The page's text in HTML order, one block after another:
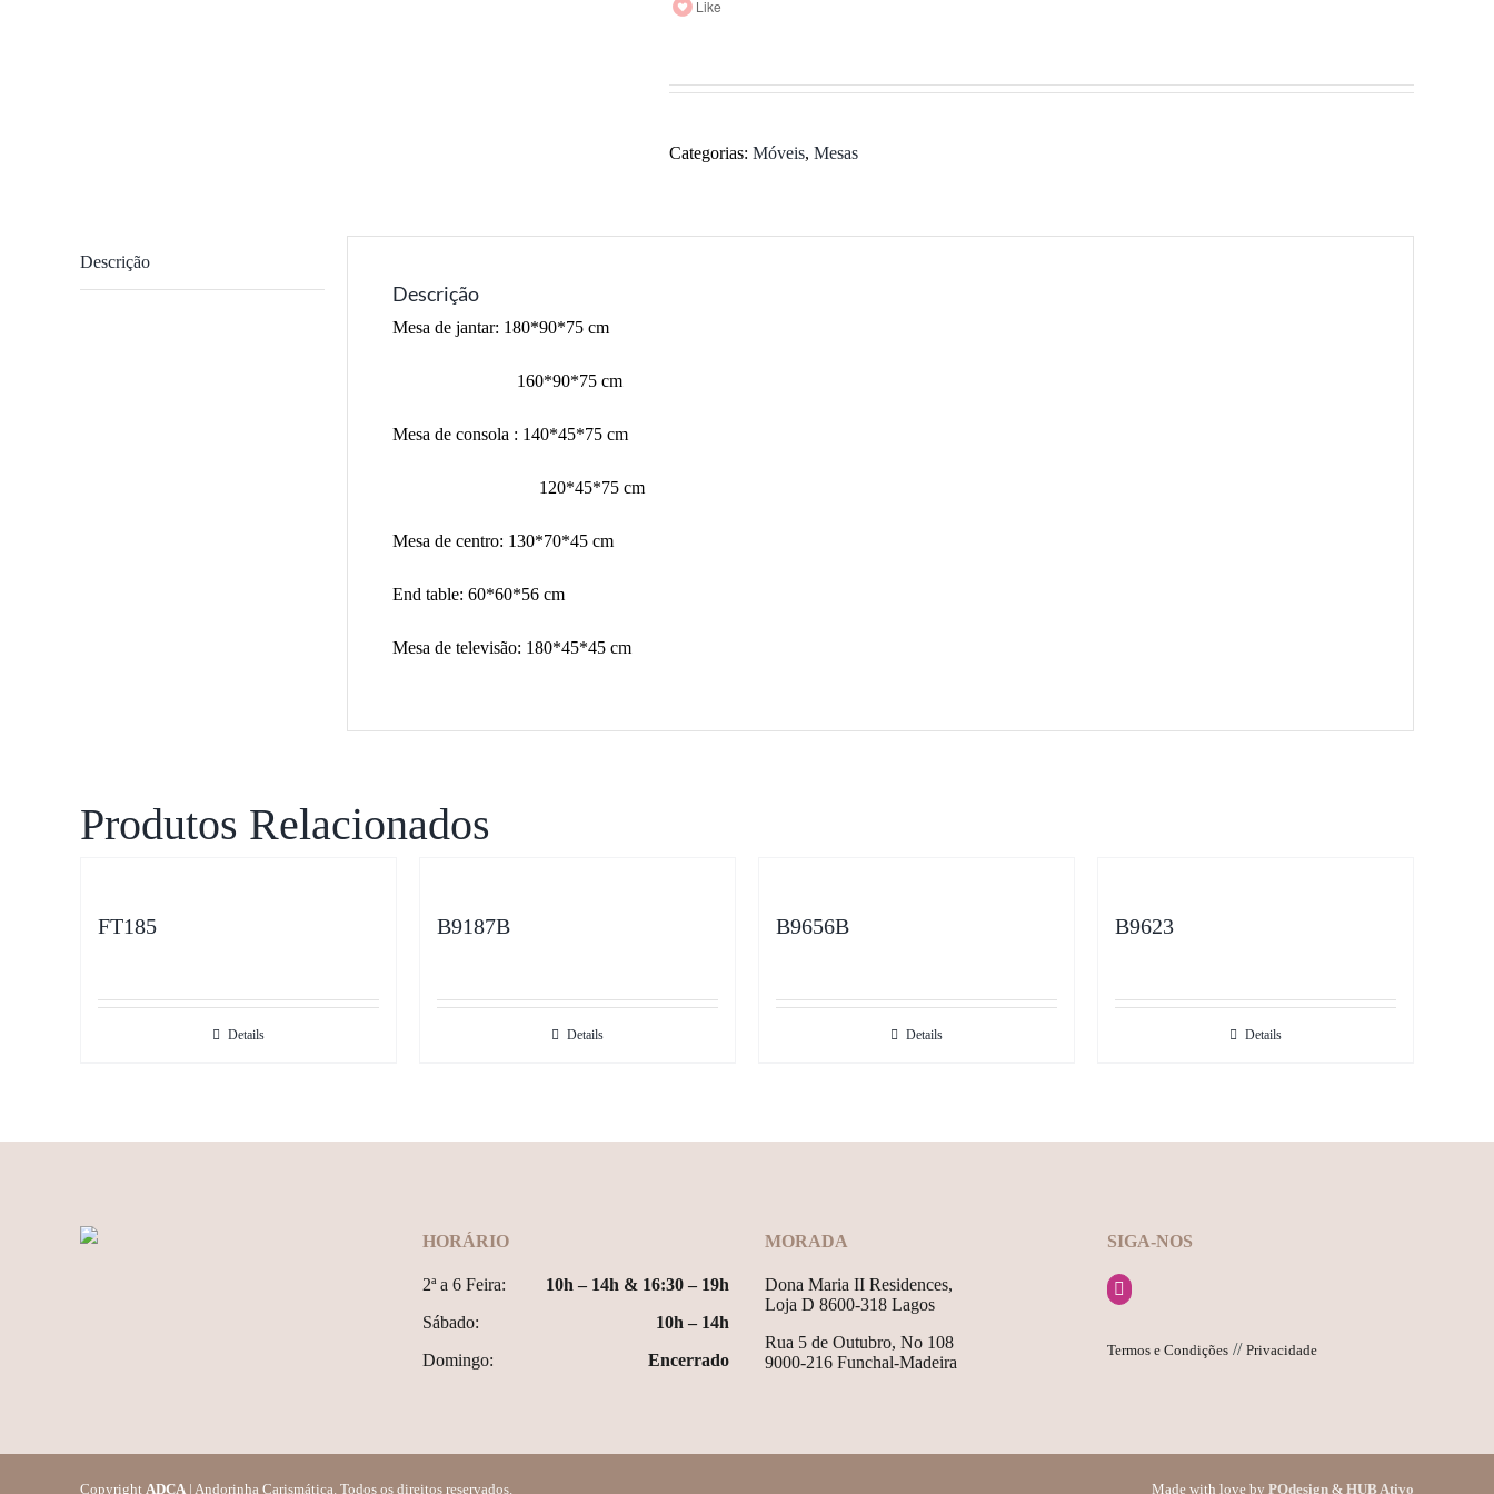
Like
Categorias: Móveis, Mesas
Descrição
Descrição
Mesa de jantar: 180*90*75 cm
160*90*75 cm
Mesa de consola : 140*45*75 cm
120*45*75 cm
Mesa de centro: 130*70*45 cm
End table: 60*60*56 cm
Mesa de televisão: 180*45*45 cm
Produtos Relacionados
FT185
Details
B9187B
Details
B9656B
Details
B9623
Details
HORÁRIO
2ª a 6 Feira:
10h – 14h & 16:30 – 19h
Sábado:
10h – 14h
Domingo:
Encerrado
MORADA
Dona Maria II Residences,
Loja D 8600-318 Lagos
Rua 5 de Outubro, No 108
9000-216 Funchal-Madeira
SIGA-NOS
Termos e Condições // Privacidade
Copyright ADCA | Andorinha Carismática. Todos os direitos reservados. Made with love by PQdesign & HUB Ativo